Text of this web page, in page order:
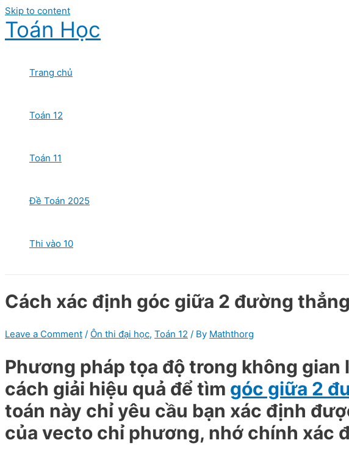
Skip to content
Toán Học
Trang chủ
Toán 12
Toán 11
Đề Toán 2025
Thi vào 10
Cách xác định góc giữa 2 đường
Leave a Comment / Ôn thi đại học, Toán 12 / By Maththorg
Phương pháp tọa độ trong không
cách giải hiệu quả để tìm góc giữa 2
toán này chỉ yêu cầu bạn xác định
của vecto chỉ phương, nhớ chính xác